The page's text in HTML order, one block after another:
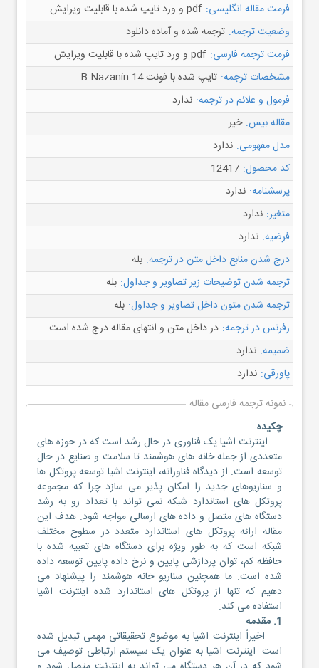
فرمت مقاله انگلیسی: pdf و ورد تایپ شده با قابلیت ویرایش
وضعیت ترجمه: ترجمه شده و آماده دانلود
فرمت ترجمه فارسی: pdf و ورد تایپ شده با قابلیت ویرایش
مشخصات ترجمه: تایپ شده با فونت B Nazanin 14
فرمول و علائم در ترجمه: ندارد
مقاله بیس: خیر
مدل مفهومی: ندارد
کد محصول: 12417
پرسشنامه: ندارد
متغیر: ندارد
فرضیه: ندارد
درج شدن منابع داخل متن در ترجمه: بله
ترجمه شدن توضیحات زیر تصاویر و جداول: بله
ترجمه شدن متون داخل تصاویر و جداول: بله
رفرنس در ترجمه: در داخل متن و انتهای مقاله درج شده است
ضمیمه: ندارد
پاورقی: ندارد
نمونه ترجمه فارسی مقاله
چکیده
اینترنت اشیا یک فناوری در حال رشد است که در حوزه های
متعددی از جمله خانه های هوشمند تا سلامت و صنایع در حال
توسعه است. از دیدگاه فناورانه، اینترنت اشیا توسعه پروتکل ها
و سناریوهای جدید را امکان پذیر می سازد چرا که مجموعه
پروتکل های استاندارد شبکه نمی تواند با تعداد رو به رشد
دستگاه های متصل و داده های ارسالی مواجه شود. هدف این
مقاله ارائه پروتکل های استاندارد متعدد در سطوح مختلف
شبکه است که به طور ویژه برای دستگاه های تعبیه شده با
حافظه کم، توان پردازشی پایین و نرخ داده پایین توسعه داده
شده است. ما همچنین سناریو خانه هوشمند را پیشنهاد می
دهیم که تنها از پروتکل های استاندارد شده اینترنت اشیا
استفاده می کند.
1. مقدمه
اخیراً اینترنت اشیا به موضوع تحقیقاتی مهمی تبدیل شده
است. اینترنت اشیا به عنوان یک سیستم ارتباطی توصیف می